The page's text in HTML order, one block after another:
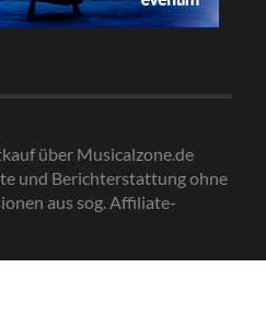
über Musicalzone.de
und Berichterstattung ohne
aus sog. Affiliate-